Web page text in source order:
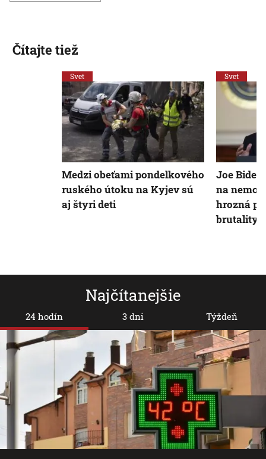
Najčítanejšie
24 hodín 3 dni Týždeň
Čítajte tiež
Svet
Medzi obeťami pondelkového
ruského útoku na Kyjev sú
aj štyri deti
Svet
Joe
na
hrozná
brutality